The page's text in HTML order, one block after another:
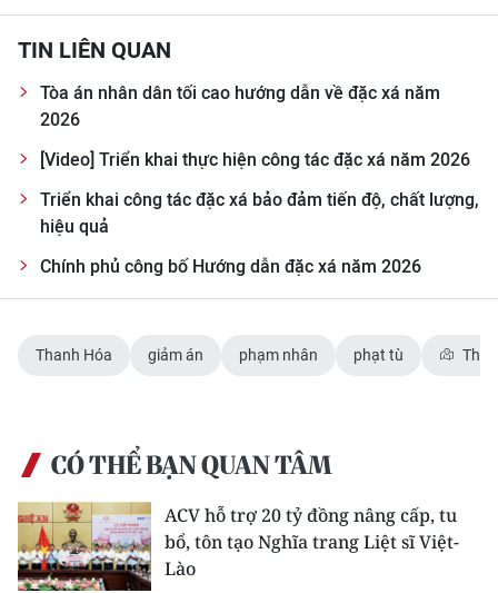
TIN ĐỊA PHƯƠNG
Trung du và miền núi phía Bắc
Đồng bằng sông Hồng
Bắc Trung Bộ
Duyên hải Nam Trung Bộ và Tây
Nguyên
CHUYÊN ĐỀ
CÁC CHUYÊN TRANG
TIN LIÊN QUAN
Tòa án nhân dân tối cao hướng dẫn về đặc xá năm
2026
[Video] Triển khai thực hiện công tác đặc xá năm 2026
Triển khai công tác đặc xá bảo đảm tiến độ, chất lượng,
hiệu quả
Chính phủ công bố Hướng dẫn đặc xá năm 2026
Thanh Hóa giảm án phạm nhân phạt tù
CÓ THỂ BẠN QUAN TÂM
ACV hỗ trợ 20 tỷ đồng nâng cấp, tu
bổ, tôn tạo Nghĩa trang Liệt sĩ Việt-
Lào